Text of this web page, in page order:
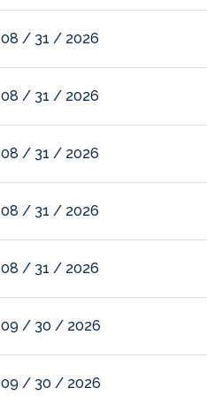
08 / 31 / 2026
08 / 31 / 2026
08 / 31 / 2026
08 / 31 / 2026
08 / 31 / 2026
09 / 30 / 2026
09 / 30 / 2026